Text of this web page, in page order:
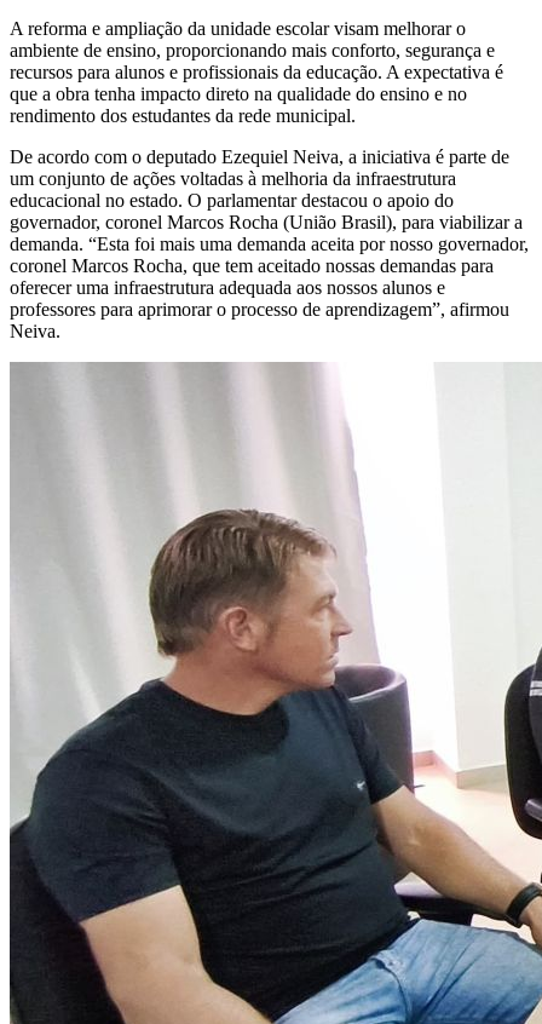
A reforma e ampliação da unidade escolar visam melhorar o
ambiente de ensino, proporcionando mais conforto, segurança e
recursos para alunos e profissionais da educação. A expectativa é
que a obra tenha impacto direto na qualidade do ensino e no
rendimento dos estudantes da rede municipal.
De acordo com o deputado Ezequiel Neiva, a iniciativa é parte de
um conjunto de ações voltadas à melhoria da infraestrutura
educacional no estado. O parlamentar destacou o apoio do
governador, coronel Marcos Rocha (União Brasil), para viabilizar a
demanda. “Esta foi mais uma demanda aceita por nosso governador,
coronel Marcos Rocha, que tem aceitado nossas demandas para
oferecer uma infraestrutura adequada aos nossos alunos e
professores para aprimorar o processo de aprendizagem”, afirmou
Neiva.